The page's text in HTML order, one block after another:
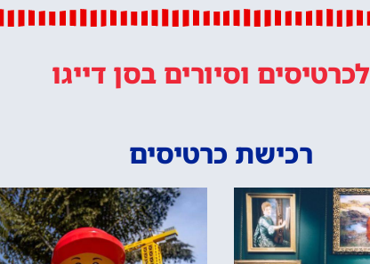
לכרטיסים וסיורים בסן דייגו
רכישת כרטיסים